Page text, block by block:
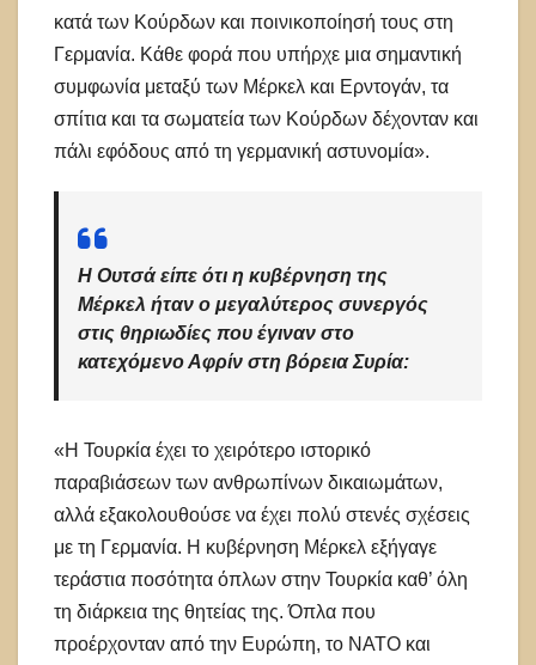
κατά των Κούρδων και ποινικοποίησή τους στη
Γερμανία. Κάθε φορά που υπήρχε μια σημαντική
συμφωνία μεταξύ των Μέρκελ και Ερντογάν, τα
σπίτια και τα σωματεία των Κούρδων δέχονταν και
πάλι εφόδους από τη γερμανική αστυνομία».
Η Ουτσά είπε ότι η κυβέρνηση της
Μέρκελ ήταν ο μεγαλύτερος συνεργός
στις θηριωδίες που έγιναν στο
κατεχόμενο Αφρίν στη βόρεια Συρία:
«Η Τουρκία έχει το χειρότερο ιστορικό
παραβιάσεων των ανθρωπίνων δικαιωμάτων,
αλλά εξακολουθούσε να έχει πολύ στενές σχέσεις
με τη Γερμανία. Η κυβέρνηση Μέρκελ εξήγαγε
τεράστια ποσότητα όπλων στην Τουρκία καθ’ όλη
τη διάρκεια της θητείας της. Όπλα που
προέρχονταν από την Ευρώπη, το ΝΑΤΟ και